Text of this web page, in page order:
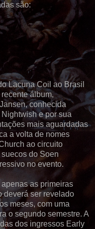
são:
Lacuna Coil ao Brasil
álbum,
conhecida
e por sua
mais aguardadas
a volta de nomes
ao circuito
do Soen
no evento.
as primeiras
deverá ser revelado
meses, com uma
o segundo semestre. A
dos ingressos Early